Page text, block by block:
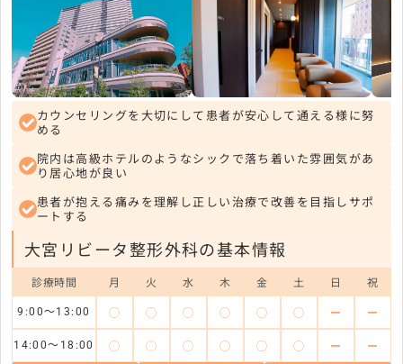
カウンセリングを大切にして患者が安心して通える様に努
める
院内は高級ホテルのようなシックで落ち着いた雰囲気があ
り居心地が良い
患者が抱える痛みを理解し正しい治療で改善を目指しサポ
ートする
大宮リビータ整形外科の基本情報
診療時間 月 火 水 木 金 土 日 祝
9:00〜13:00 ◯ ◯ ◯ ◯ ◯ ◯ ー ー
14:00〜18:00 ◯ ◯ ◯ ◯ ◯ ◯ ー ー